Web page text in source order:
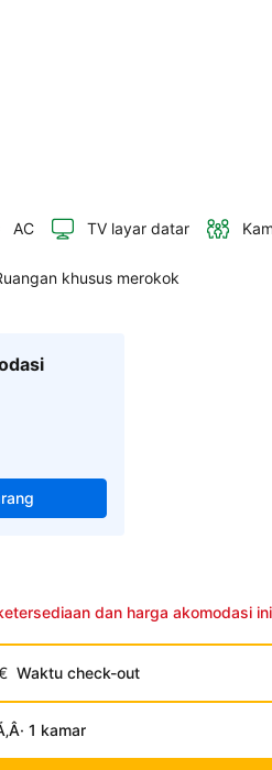
AC TV layar datar
khusus merokok
dan harga akomodasi ini
Waktu check-out
1 kamar